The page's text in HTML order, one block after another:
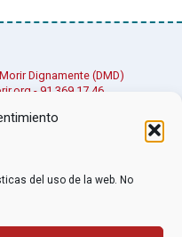
del uso de la web. No
Dignamente (DMD)
- 91 369 17 46